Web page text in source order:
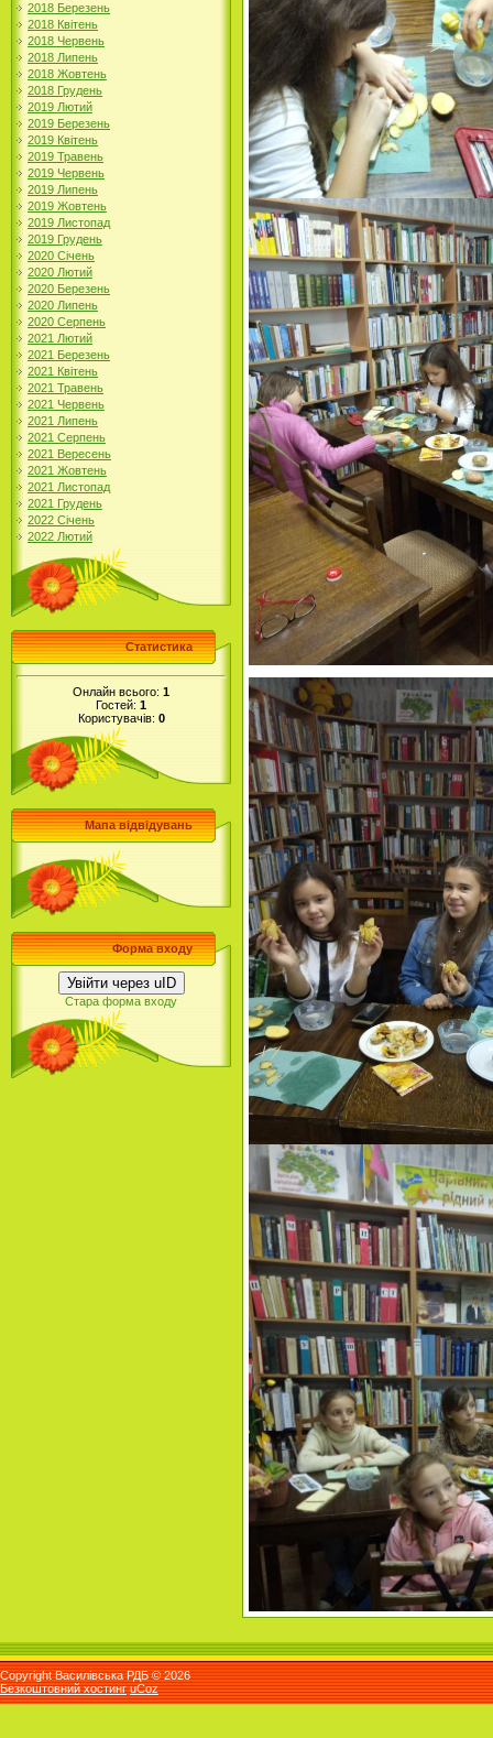
2018 Березень
2018 Квітень
2018 Червень
2018 Липень
2018 Жовтень
2018 Грудень
2019 Лютий
2019 Березень
2019 Квітень
2019 Травень
2019 Червень
2019 Липень
2019 Жовтень
2019 Листопад
2019 Грудень
2020 Січень
2020 Лютий
2020 Березень
2020 Липень
2020 Серпень
2021 Лютий
2021 Березень
2021 Квітень
2021 Травень
2021 Червень
2021 Липень
2021 Серпень
2021 Вересень
2021 Жовтень
2021 Листопад
2021 Грудень
2022 Січень
2022 Лютий
Статистика
Онлайн всього: 1
Гостей: 1
Користувачів: 0
Мапа відвідувань
Форма входу
Увійти через uID
Стара форма входу
Copyright Василівська РДБ © 2026
Безкоштовний хостинг uCoz